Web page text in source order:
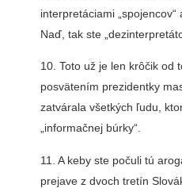
interpretáciami
Naď, tak ste
10. Toto už je len krôčik od
posvätením prezidentky
zatvárala všetkých ľudu,
„informačnej búrky“.
11. A keby ste počuli tú
prejave z dvoch tretín